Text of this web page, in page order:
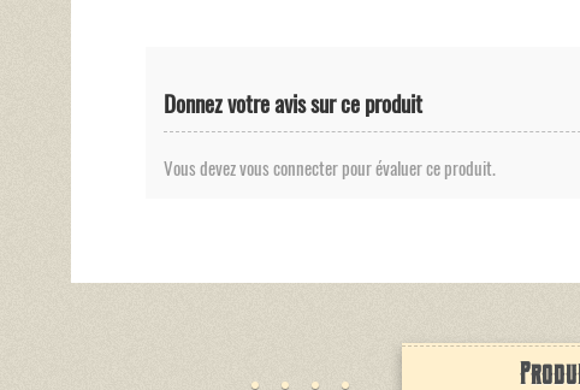
Donnez votre avis sur ce produit
Vous devez vous connecter pour évaluer ce produit.